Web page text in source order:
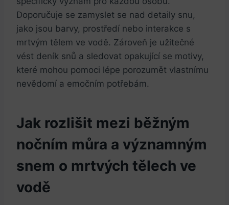
Doporučuje se zamyslet se nad detaily snu,
jako jsou barvy, prostředí nebo interakce s
mrtvým tělem ve vodě. Zároveň je užitečné
vést deník snů a sledovat opakující se motivy,
které mohou pomoci lépe porozumět vlastnímu
nevědomí a emočním potřebám.
Jak rozlišit mezi běžným
nočním můra a významným
snem o mrtvých tělech ve
vodě